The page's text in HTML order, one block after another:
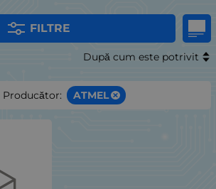
FILTRE
După cum este potrivit
Producător: ATMEL